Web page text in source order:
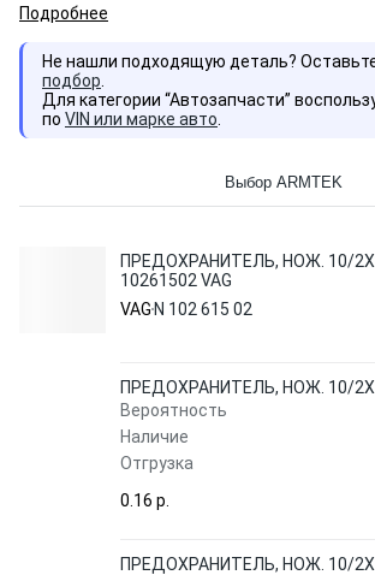
Подробнее
Не нашли подходящую деталь?
подбор
Для категории “Автозапчасти”
по VIN или марке авто
Выбор ARMTEK
ПРЕДОХРАНИТЕЛЬ, НОЖ. 10/
10261502 VAG
VAG N 102 615 02
ПРЕДОХРАНИТЕЛЬ, НОЖ. 10/
Вероятность
Наличие
Отгрузка
0.16 p.
ПРЕДОХРАНИТЕЛЬ, НОЖ. 10/